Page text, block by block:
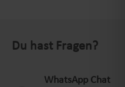
Du hast Fragen?
WhatsApp Chat